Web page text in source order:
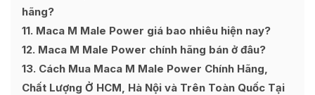
hãng?
11 Maca M Male Power giá bao nhiêu hiện nay?
12 Maca M Male Power chính hãng bán ở đâu?
13 Cách Mua Maca M Male Power Chính Hãng,
Chất Lượng Ở HCM, Hà Nội và Trên Toàn Quốc Tại